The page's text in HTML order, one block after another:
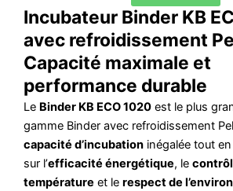
Incubateur Binder KB
avec refroidissement
Capacité maximale et
performance durable
Le Binder KB ECO 1020 est le plus
gamme Binder avec refroidissement
capacité d’incubation inégalée tout
sur l’efficacité énergétique, le
température et le respect de